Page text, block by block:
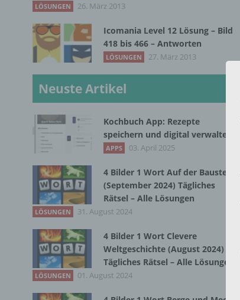
LÖSUNGEN 26. März 2013
Icomania Level 12 Lösung – Bild
418 bis 466 – Antworten
LÖSUNGEN 27. März 2013
Neuste Artikel
Kochbuch App: Rezepte
speichern und digital verwalten
APPS 03. April 2025
4 Bilder 1 Wort Auf der Baustelle
(September 2024) Tägliches
Rätsel – Alle Lösungen
LÖSUNGEN 31. August 2024
4 Bilder 1 Wort Clevere
Weltgeschichte (August 2024)
Tägliches Rätsel – Alle Lösungen
LÖSUNGEN 01. August 2024